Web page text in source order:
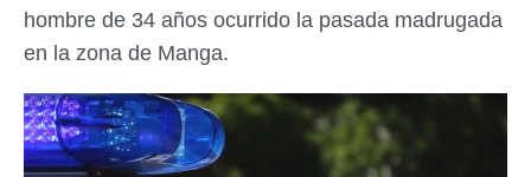
hombre de 34 años ocurrido la pasada madrugada
en la zona de Manga.